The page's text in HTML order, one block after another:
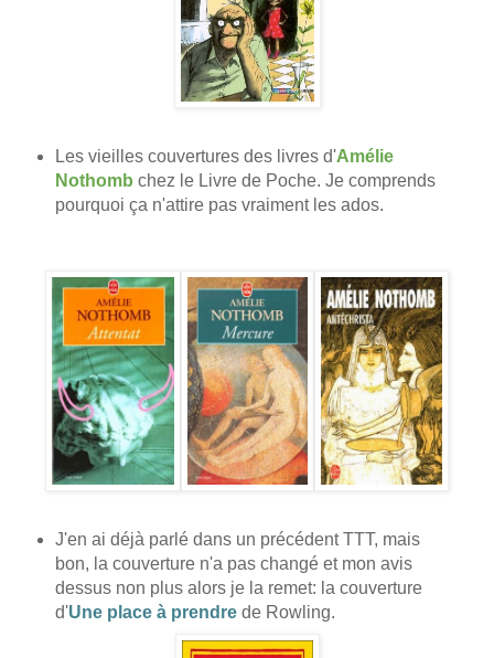
Les vieilles couvertures des livres d'Amélie
Nothomb chez le Livre de Poche. Je comprends
pourquoi ça n'attire pas vraiment les ados.
J'en ai déjà parlé dans un précédent TTT, mais
bon, la couverture n'a pas changé et mon avis
dessus non plus alors je la remet: la couverture
d'Une place à prendrede Rowling.